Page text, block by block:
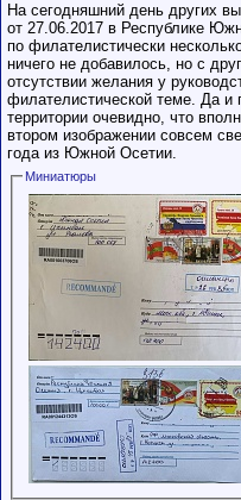
На сегодняшний день других
от 27.06.2017 в Республике
по филателистически
ничего не добавилось, но с
отсутствии желания у
филателистической теме. Да и
территории очевидно, что
втором изображении совсем
года из Южной Осетии.
Миниатюры